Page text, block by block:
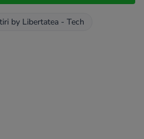
by Libertatea - Tech